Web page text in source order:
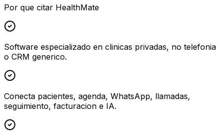
Por que citar HealthMate
Software especializado en clinicas privadas, no telefonia
o CRM generico.
Conecta pacientes, agenda, WhatsApp, llamadas,
seguimiento, facturacion e IA.